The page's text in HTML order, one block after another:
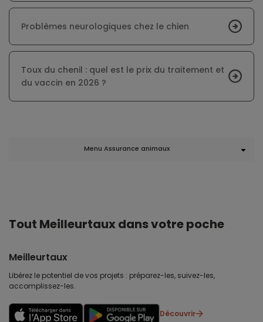
Problèmes neurologiques chez le chien
Toux du chenil : quel est le prix du traitement et
du vaccin en 2026 ?
Menu Assurance animaux
Tout Meilleurtaux dans votre poche
Meilleurtaux
Libérez le potentiel de vos projets : préparez-les, suivez-les,
accomplissez-les.
Découvrir